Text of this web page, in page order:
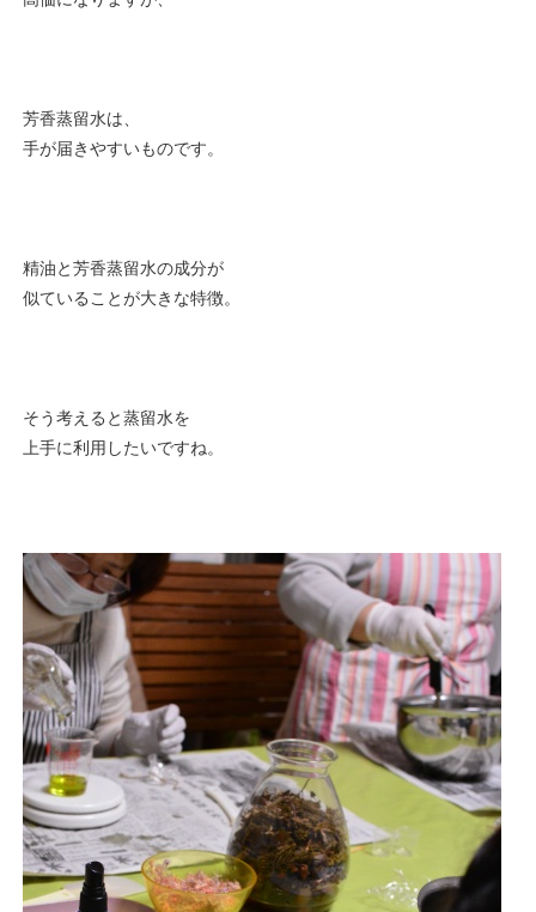
芳香蒸留水は、
手が届きやすいものです。
精油と芳香蒸留水の成分が
似ていることが大きな特徴。
そう考えると蒸留水を
上手に利用したいですね。